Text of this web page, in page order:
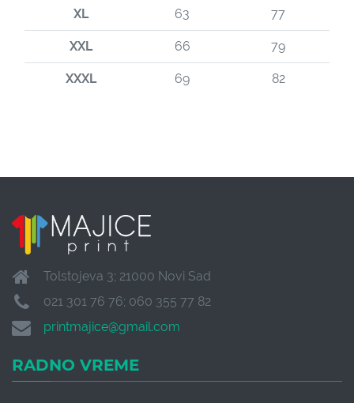
XL 63 77
XXL 66 79
XXXL 69 82
Tolstojeva 3; 21000 Novi Sad
021 301 76 76; 060 355 77 82
printmajice@gmail.com
RADNO VREME